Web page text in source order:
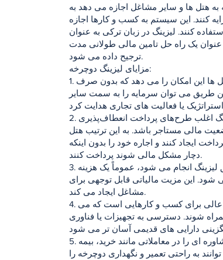
هتل ها و سایر مشاغل اجازه می دهد به
کنند. این سیستم به کسب و کارها اجازه
کنند. لیزینگ در زبان ترکی به عنوان
یک راه حل تامین مالی طولانی مدت
ترجیح داده می شود.
مزایای لیزینگ دوچرخه:
1. صرفه جویی در سرمایه: اجاره دوچرخه به هتل ها این امکان را می دهد که بدون صرف
طریق می توان سرمایه را به سمت سایر
2. طرح‌های پرداخت انعطاف‌پذیر: شرکت‌های لیزینگ اغلب طرح‌های پرداخت انعطاف‌پذیری
مالی مستاجر باشد. به این ترتیب هتل
ایجاد کنند و اجاره خود را بدون اینکه
دچار مشکل مالی شوند پرداخت کنند.
3. مزایای مالیاتی: پرداخت های اجاره ای که از طریق لیزینگ انجام می شود، عموماً یک هزینه
این مزیت مالیاتی قابل توجهی برای
مشاغل ایجاد می کند.
4. دسترسی آسان به فناوری: لیزینگ فرصتی عالی برای کسب و کارهایی است که می
شوند. دسترسی به تجهیزات یا فناوری
5. تسهیلات عملیاتی: شرکت های لیزینگ خدمات مشاوره ای را در معاملاتی مانند خرید، بیمه
به راحتی تعمیر و نگهداری دوچرخه را